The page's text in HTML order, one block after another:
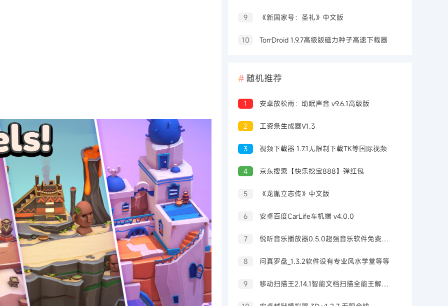
9 《新国家号：圣礼》中文版
10 TorrDroid 1.9.7高级版磁力种子高速下载器
随机推荐
1 安卓放松雨：助眠声音 v9.6.1高级版
2 工资条生成器V1.3
3 视频下载器 1.7.1无限制下载TK等国际视频
4 京东搜索【快乐挖宝888】弹红包
5 《龙胤立志传》中文版
6 安卓百度CarLife车机端 v4.0.0
7 悦听音乐播放器0.5.0超强音乐软件免费无广
8 问真罗盘_1.3.2软件设有专业风水学堂等等
9 移动扫描王2.14.1智能文档扫描全能王解锁会员